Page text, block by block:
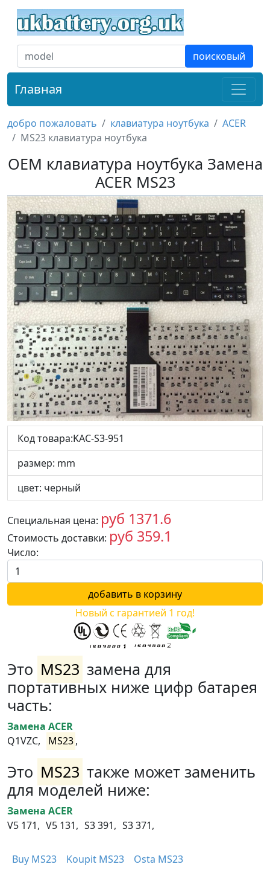
поисковый
Главная
добро пожаловать клавиатура ноутбука
ACER
MS23 клавиатура ноутбука
OEM клавиатура ноутбука Замена
ACER MS23
Код товара:KAC-S3-951
размер: mm
цвет: черный
Специальная цена: руб 1371.6
Стоимость доставки: руб 359.1
Число:
Новый с гарантией 1 год!
Это MS23 замена для
портативных ниже цифр батарея
часть:
Замена ACER
Q1VZC,
MS23,
Это MS23 также может заменить
для моделей ниже:
Замена ACER
V5 171, V5 131, S3 391, S3 371,
Buy MS23 Koupit MS23
Osta MS23